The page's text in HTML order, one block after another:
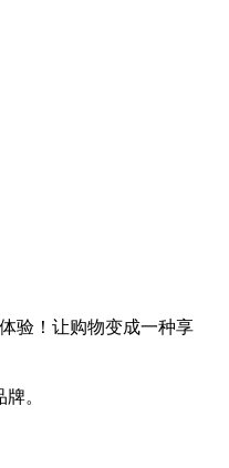
验！让购物变成一种享
。